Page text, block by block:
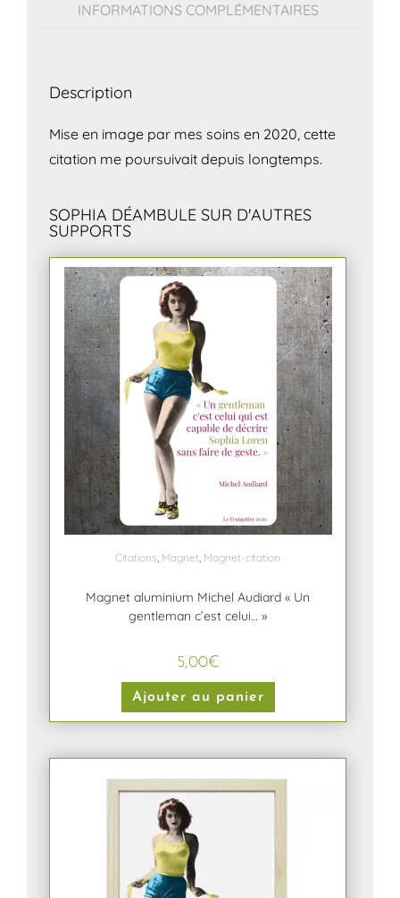
INFORMATIONS COMPLÉMENTAIRES
Description
Mise en image par mes soins en 2020, cette
citation me poursuivait depuis longtemps.
SOPHIA DÉAMBULE SUR D'AUTRES
SUPPORTS
Citations, Magnet, Magnet-citation
Magnet aluminium Michel Audiard « Un
gentleman c’est celui… »
5,00€
Ajouter au panier